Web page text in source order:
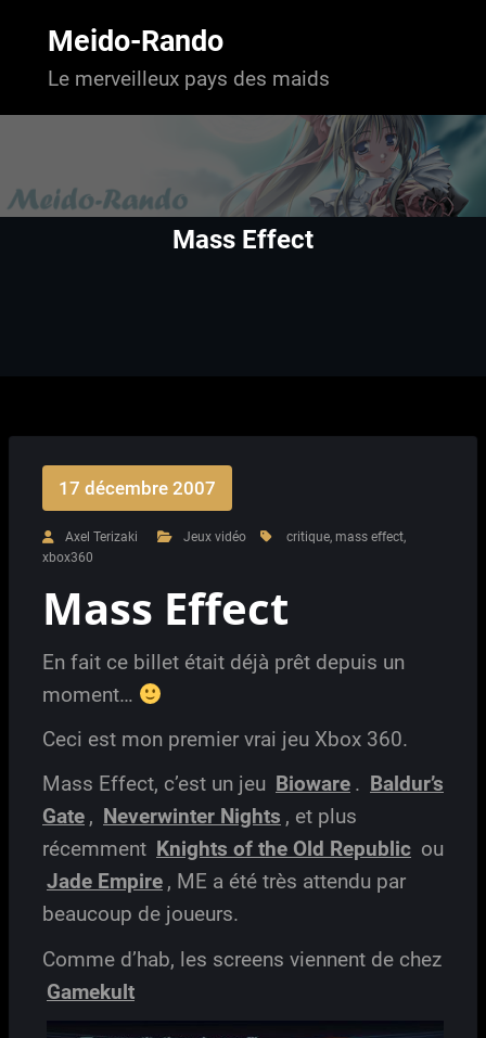
Meido-Rando
Le merveilleux pays des maids
Mass Effect
17 décembre 2007
Axel Terizaki Jeux vidéo critique, mass effect,
xbox360
Mass Effect
En fait ce billet était déjà prêt depuis un
moment…
Ceci est mon premier vrai jeu Xbox 360.
Mass Effect, c’est un jeu Bioware . Baldur’s
Gate , Neverwinter Nights , et plus
récemment Knights of the Old Republic ou
Jade Empire , ME a été très attendu par
beaucoup de joueurs.
Comme d’hab, les screens viennent de chez
Gamekult